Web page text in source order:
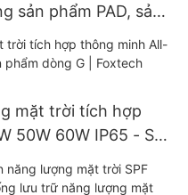
sản phẩm PAD, sản
mặt trời tích hợp
50W 60W IP65 - Sản